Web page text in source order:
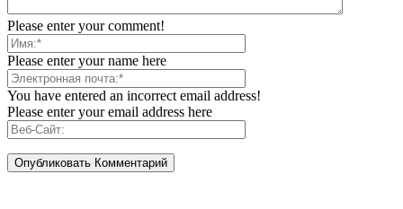
Please enter your comment!
Please enter your name here
You have entered an incorrect email address!
Please enter your email address here